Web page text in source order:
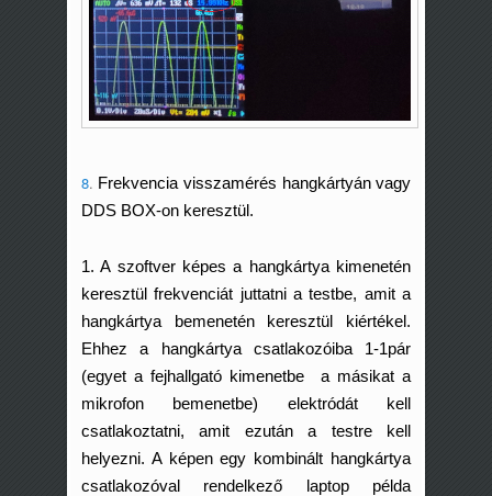
8. Frekvencia visszamérés hangkártyán vagy
DDS BOX-on keresztül.
1. A szoftver képes a hangkártya kimenetén
keresztül frekvenciát juttatni a testbe, amit a
hangkártya bemenetén keresztül kiértékel.
Ehhez a hangkártya csatlakozóiba 1-1pár
(egyet a fejhallgató kimenetbe a másikat a
mikrofon bemenetbe) elektródát kell
csatlakoztatni, amit ezután a testre kell
helyezni. A képen egy kombinált hangkártya
csatlakozóval rendelkező laptop példa